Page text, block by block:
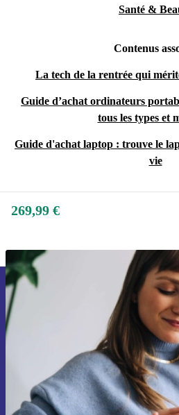
Santé &
Contenus
La tech de la rentrée qui
Guide d’achat ordinateurs
tous les types et
Guide d'achat laptop : trouve le
vie
269,99 €
Recevoir offres et
par mail
Ne manquez plus
S'inscrire